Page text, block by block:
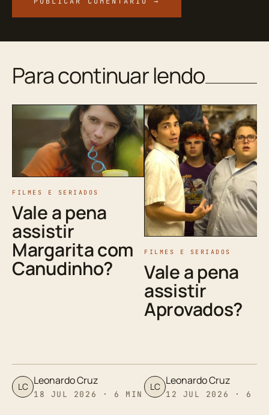
Para continuar lendo
FILMES E SERIADOS
Vale a pena
assistir
Margarita com
Canudinho?
LC Leonardo Cruz
18 JUL 2026 · 6 MIN
FILMES E SERIADOS
Vale a pena
assistir
Aprovados?
LC Leonardo Cruz
12 JUL 2026 · 6